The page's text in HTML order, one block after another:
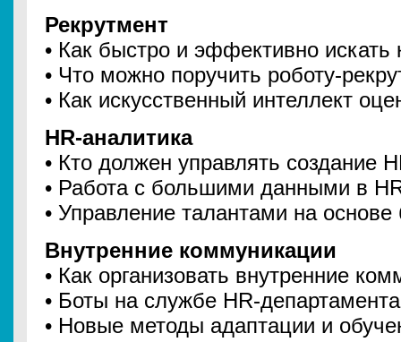
Рекрутмент
• Как быстро и эффективно
• Что можно поручить роботу-
• Как искусственный интеллект
HR-аналитика
• Кто должен управлять создание
• Работа с большими данными в
• Управление талантами на
Внутренние коммуникации
• Как организовать внутренние
• Боты на службе HR-департамента
• Новые методы адаптации и